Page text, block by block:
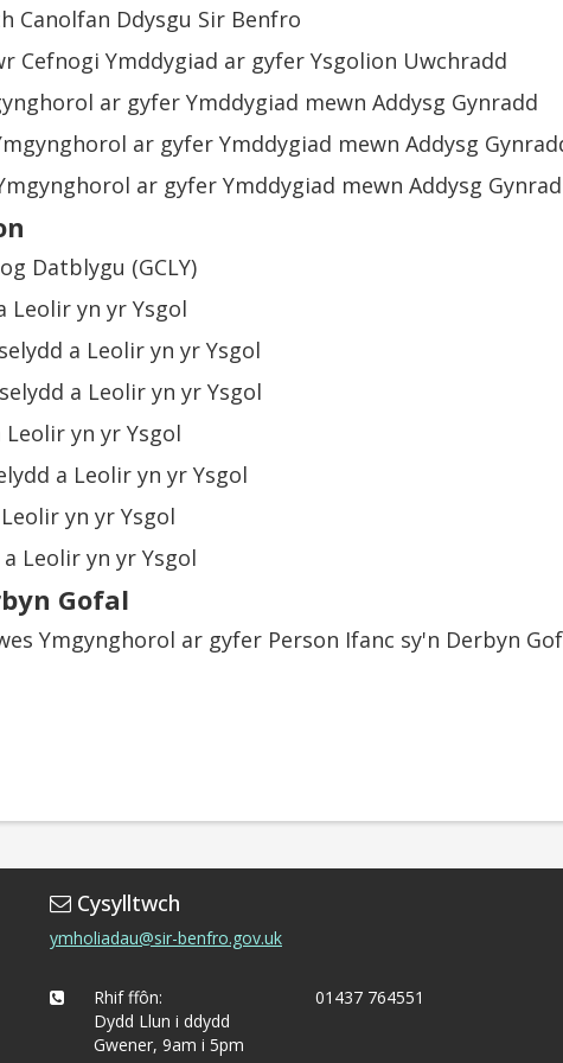
Canolfan Ddysgu Sir Benfro
Cefnogi Ymddygiad ar gyfer Ysgolion Uwchradd
ar gyfer Ymddygiad mewn Addysg Gynradd
ar gyfer Ymddygiad mewn Addysg
ar gyfer Ymddygiad mewn Addysg
Datblygu (GCLY)
Leolir yn yr Ysgol
a Leolir yn yr Ysgol
a Leolir yn yr Ysgol
Leolir yn yr Ysgol
a Leolir yn yr Ysgol
yn yr Ysgol
Leolir yn yr Ysgol
Gofal
Ymgynghorol ar gyfer Person Ifanc sy'n Derbyn
Cysylltwch
ymholiadau@sir-benfro.gov.uk
Rhif ffôn:
Dydd Llun i ddydd
Gwener, 9am i 5pm
01437 764551